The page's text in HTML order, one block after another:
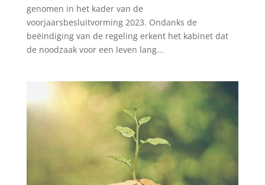
genomen in het kader van de
voorjaarsbesluitvorming 2023. Ondanks de
beëindiging van de regeling erkent het kabinet dat
de noodzaak voor een leven lang...